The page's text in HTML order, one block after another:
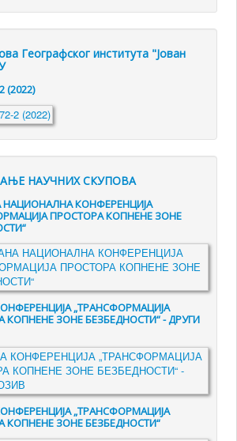
Географског института "Јован
(2022)
НАУЧНИХ СКУПОВА
КОНФЕРЕНЦИЈА
ПРОСТОРА КОПНЕНЕ ЗОНЕ
„ТРАНСФОРМАЦИЈА
КОПНЕНЕ ЗОНЕ БЕЗБЕДНОСТИ“ - ДРУГИ
„ТРАНСФОРМАЦИЈА
КОПНЕНЕ ЗОНЕ БЕЗБЕДНОСТИ“